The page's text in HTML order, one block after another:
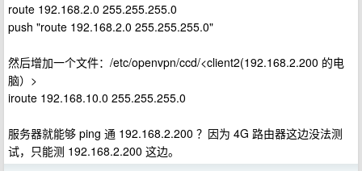
route 192.168.2.0 255.255.255.0
push "route 192.168.2.0 255.255.255.0"
然后增加一个文件：/etc/openvpn/ccd/<client2(192.168.2.200 的电
脑）>
iroute 192.168.10.0 255.255.255.0
服务器就能够 ping 通 192.168.2.200 ？因为 4G 路由器这边没法测
试，只能测 192.168.2.200 这边。